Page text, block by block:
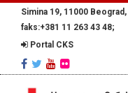
Simina 19, 11000
faks:+381 11 263 43 48;
Portal CKS